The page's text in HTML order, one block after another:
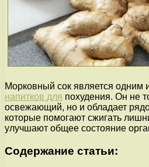
Морковный сок является одним
напитков для похудения. Он не
освежающий, но и обладает
которые помогают сжигать
улучшают общее состояние
Содержание статьи: